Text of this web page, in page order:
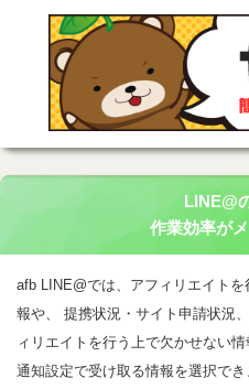
LINE@
作業効率が
afb LINE@では、アフィリエイト
報や、 提携状況・サイト申請状況
ィリエイトを行う上で欠かせない
通知設定で受け取る情報を選択で